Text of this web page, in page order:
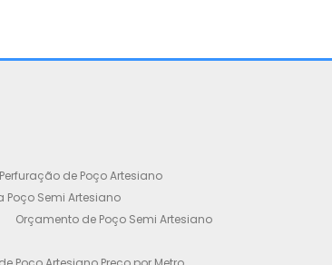
de Poço Artesiano
Poço Semi Artesiano
Orçamento de Poço Semi Artesiano